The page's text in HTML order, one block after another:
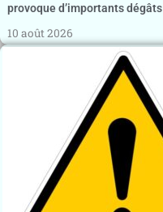
provoque d’importants dégâts
10 août 2026